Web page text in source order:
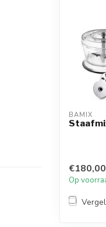
BAMIX
€180,00
Op